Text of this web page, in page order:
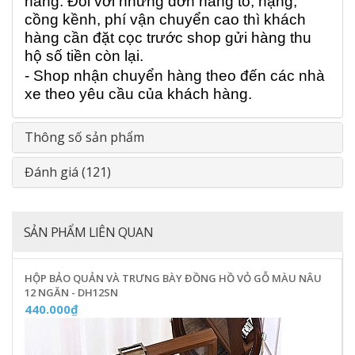
cồng kềnh, phí vận chuyển cao thì khách
hàng cần đặt cọc trước shop gửi hàng thu
hộ số tiền còn lại.
- Shop nhận chuyển hàng theo đến các nhà
xe theo yêu cầu của khách hàng.
Thông số sản phẩm
Đánh giá (121)
SẢN PHẨM LIÊN QUAN
HỘP BẢO QUẢN VÀ TRƯNG BÀY ĐỒNG HỒ VỎ GỖ MÀU NÂU
12 NGĂN - DH12SN
440.000₫